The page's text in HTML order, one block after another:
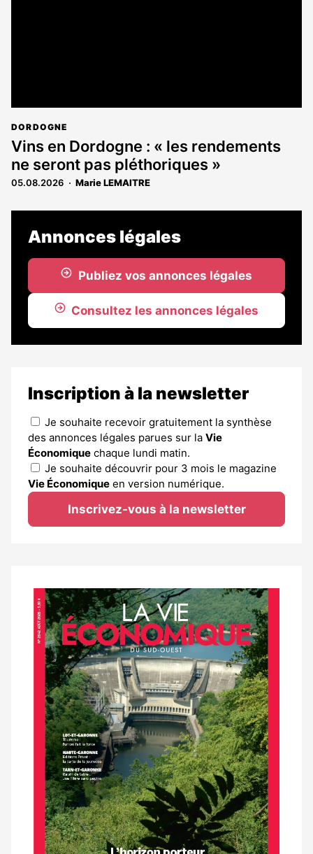
DORDOGNE
Vins en Dordogne : « les rendements
ne seront pas pléthoriques »
05.08.2026 Marie LEMAITRE
Annonces légales
Publiez vos annonces légales
Consultez les annonces légales
Inscription à la newsletter
Je souhaite recevoir gratuitement la synthèse
des annonces légales parues sur la Vie
Économique chaque lundi matin.
Je souhaite découvrir pour 3 mois le magazine
Vie Économique en version numérique.
Inscrivez-vous à la newsletter
Notre
dernier
magazine